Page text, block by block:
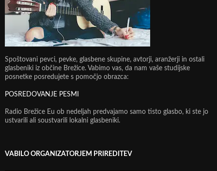
Spoštovani pevci, pevke, glasbene skupine, avtorji, aranžerji in ostali
glasbeniki iz občine Brežice. Vabimo vas, da nam vaše studijske
posnetke posredujete s pomočjo obrazca:
POSREDOVANJE PESMI
Radio Brežice Eu ob nedeljah predvajamo samo tisto glasbo, ki ste jo
ustvarili ali soustvarili lokalni glasbeniki.
VABILO ORGANIZATORJEM PRIREDITEV